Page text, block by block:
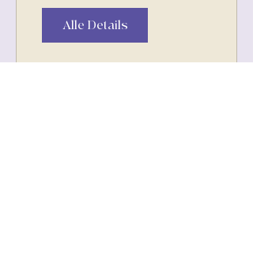
Alle Details